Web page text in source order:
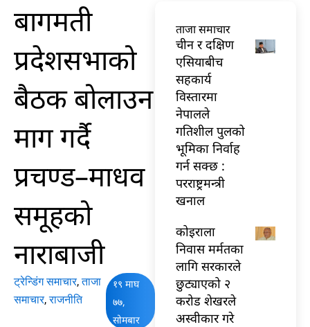
बागमती
प्रदेशसभाको
बैठक बोलाउन
माग गर्दै
प्रचण्ड–माधव
समूहको
नाराबाजी
ट्रेन्डिंग समाचार,ताजा
समाचार,राजनीति
१९ माघ
७७,
सोमबार
ताजा समाचार
चीन र दक्षिण
एसियाबीच
सहकार्य
विस्तारमा
नेपालले
गतिशील पुलको
भूमिका निर्वाह
गर्न सक्छ :
परराष्ट्रमन्त्री
खनाल
कोइराला
निवास मर्मतका
लागि सरकारले
छुट्याएको २
करोड शेखरले
अस्वीकार गरे